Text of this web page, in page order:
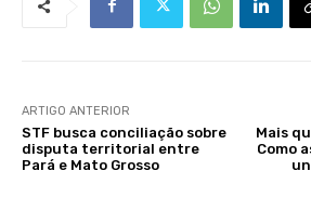
ARTIGO ANTERIOR
STF busca conciliação sobre
disputa territorial entre
Pará e Mato Grosso
Mais
Como